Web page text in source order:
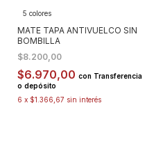
5 colores
MATE TAPA ANTIVUELCO SIN
BOMBILLA
$8.200,00
$6.970,00 con Transferencia
o depósito
6 x $1.366,67 sin interés